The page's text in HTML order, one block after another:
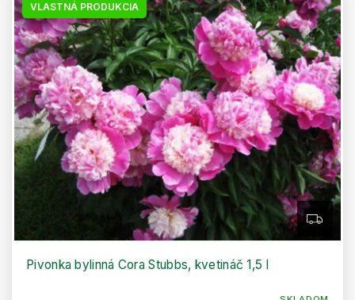
VLASTNÁ PRODUKCIA
Z
D
Pivonka bylinná Cora Stubbs, kvetináč 1,5 l